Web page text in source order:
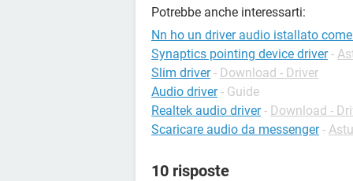
--------[ Riepilogo
Computer:
Sistema operativo Microsoft
Service pack Service Pack 2
DirectX 4.09.00.0904 (DirectX 9.0c)
Nome computer
Nome utente @
Scheda madre:
Potrebbe anche interessarti:
Nn ho un driver audio istallato
Synaptics pointing device driver -
Slim driver - Download - Driver
Audio driver - Guide
Realtek audio driver - Download -
Scaricare audio da messenger -
10 risposte